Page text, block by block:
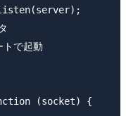
で起動
(socket) {